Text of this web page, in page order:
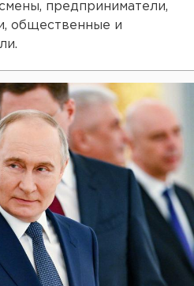
предприниматели,
общественные и